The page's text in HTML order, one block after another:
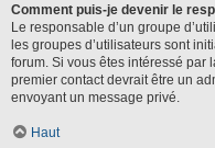
Comment puis-je devenir le
Le responsable d’un groupe
les groupes d’utilisateurs sont
forum. Si vous êtes intéressé par
premier contact devrait être un
envoyant un message privé.
Haut